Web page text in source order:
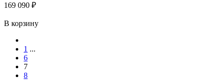
169 090 ₽
В корзину
1 ...
6
7
8